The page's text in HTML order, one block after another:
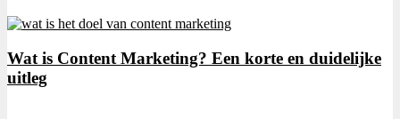
Wat is Content Marketing? Een korte en duidelijke
uitleg